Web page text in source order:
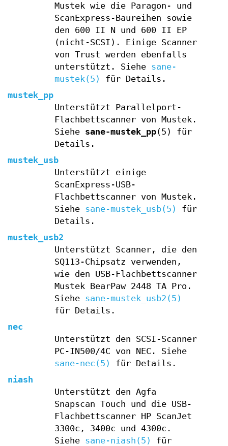
Mustek wie die Paragon- und
ScanExpress-Baureihen sowie
den 600 II N und 600 II EP
(nicht-SCSI). Einige Scanner
von Trust werden ebenfalls
unterstützt. Siehe sane-
mustek(5)
für Details.
mustek_pp
Unterstützt Parallelport-
Flachbettscanner von Mustek.
Siehe sane-mustek_pp(5) für
Details.
mustek_usb
Unterstützt einige
ScanExpress-USB-
Flachbettscanner von Mustek.
Siehe sane-mustek_usb(5)
für
Details.
mustek_usb2
Unterstützt Scanner, die den
SQ113-Chipsatz verwenden,
wie den USB-Flachbettscanner
Mustek BearPaw 2448 TA Pro.
Siehe sane-mustek_usb2(5)
für Details.
nec
Unterstützt den SCSI-Scanner
PC-IN500/4C von NEC. Siehe
sane-nec(5)
für Details.
niash
Unterstützt den Agfa
Snapscan Touch und die USB-
Flachbettscanner HP ScanJet
3300c, 3400c und 4300c.
Siehe sane-niash(5)
für